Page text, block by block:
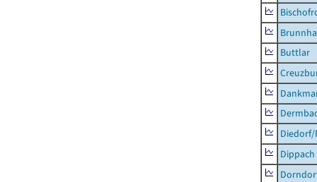
Buttlar
Dippach